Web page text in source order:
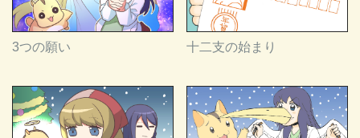
3つの願い 十二支の始まり